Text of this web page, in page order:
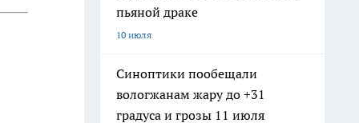
пьяной драке
10 июля
Синоптики пообещали
вологжанам жару до +31
градуса и грозы 11 июля